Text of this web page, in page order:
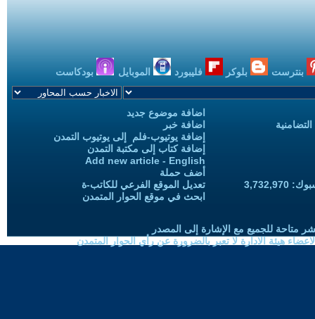
بنترست بلوكر فليبورد الموبايل بودكاست
اضافة موضوع جديد
اضافة خبر
إضافة يوتيوب-فلم إلى يوتيوب التمدن
إضافة كتاب إلى مكتبة التمدن
Add new article - English
أضف حملة
تعديل الموقع الفرعي للكاتب-ة
ابحث في موقع الحوار المتمدن
متاحة للجميع مع الإشارة إلى المصدر
هيئة الادارة لا تعبر بالضرورة عن رأي الحوار المتمدن